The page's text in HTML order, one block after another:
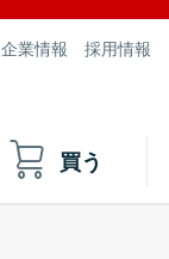
企業情報 採用情報
買う